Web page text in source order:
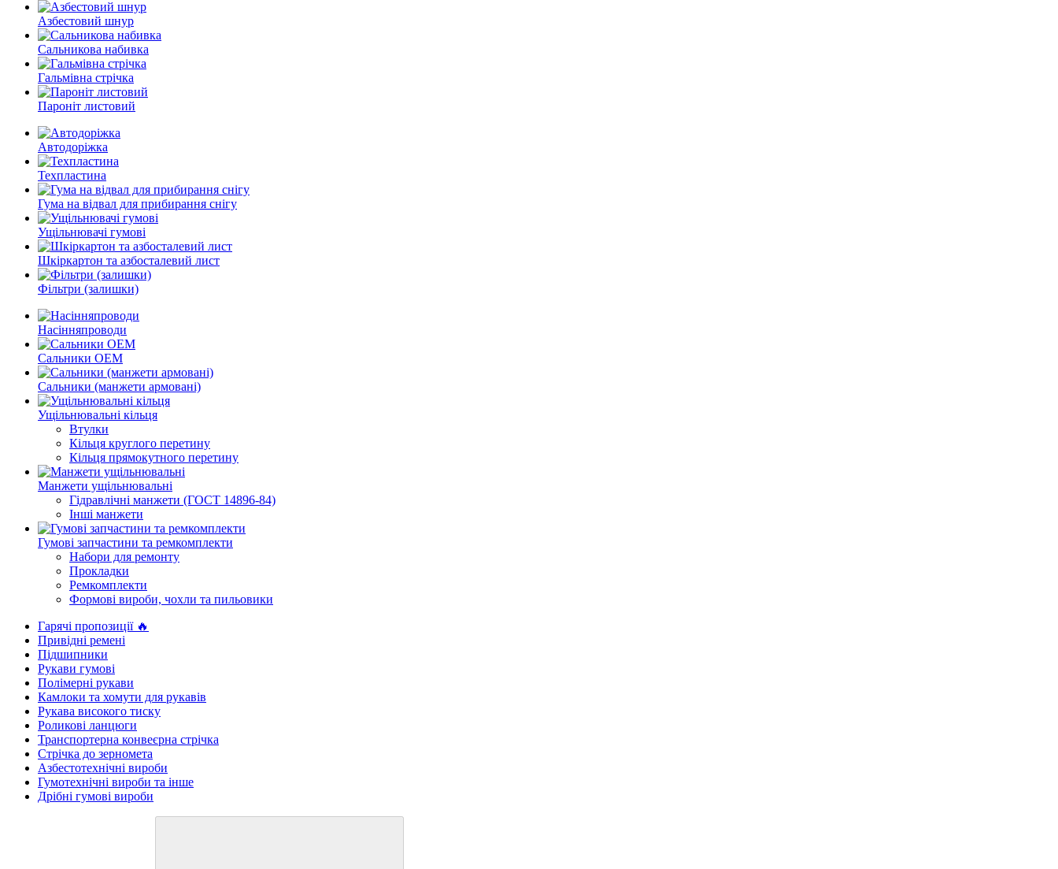
Азбестовий шнур
Сальникова набивка
Гальмівна стрічка
Пароніт листовий
Автодоріжка
Техпластина
Гума на відвал для прибирання снігу
Ущільнювачі гумові
Шкіркартон та азбосталевий лист
Фільтри (залишки)
Насінняпроводи
Сальники ОЕМ
Сальники (манжети армовані)
Ущільнювальні кільця
Втулки
Кільця круглого перетину
Кільця прямокутного перетину
Манжети ущільнювальні
Гідравлічні манжети (ГОСТ 14896-84)
Інші манжети
Гумові запчастини та ремкомплекти
Набори для ремонту
Прокладки
Ремкомплекти
Формові вироби, чохли та пильовики
Гарячі пропозиції 🔥
Привідні ремені
Підшипники
Рукави гумові
Полімерні рукави
Камлоки та хомути для рукавів
Рукава високого тиску
Роликові ланцюги
Транспортерна конвеєрна стрічка
Стрічка до зерномета
Азбестотехнічні вироби
Гумотехнічні вироби та інше
Дрібні гумові вироби